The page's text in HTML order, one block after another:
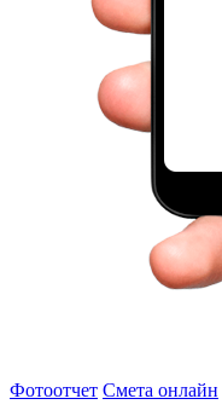
Фотоотчет Смета онлайн